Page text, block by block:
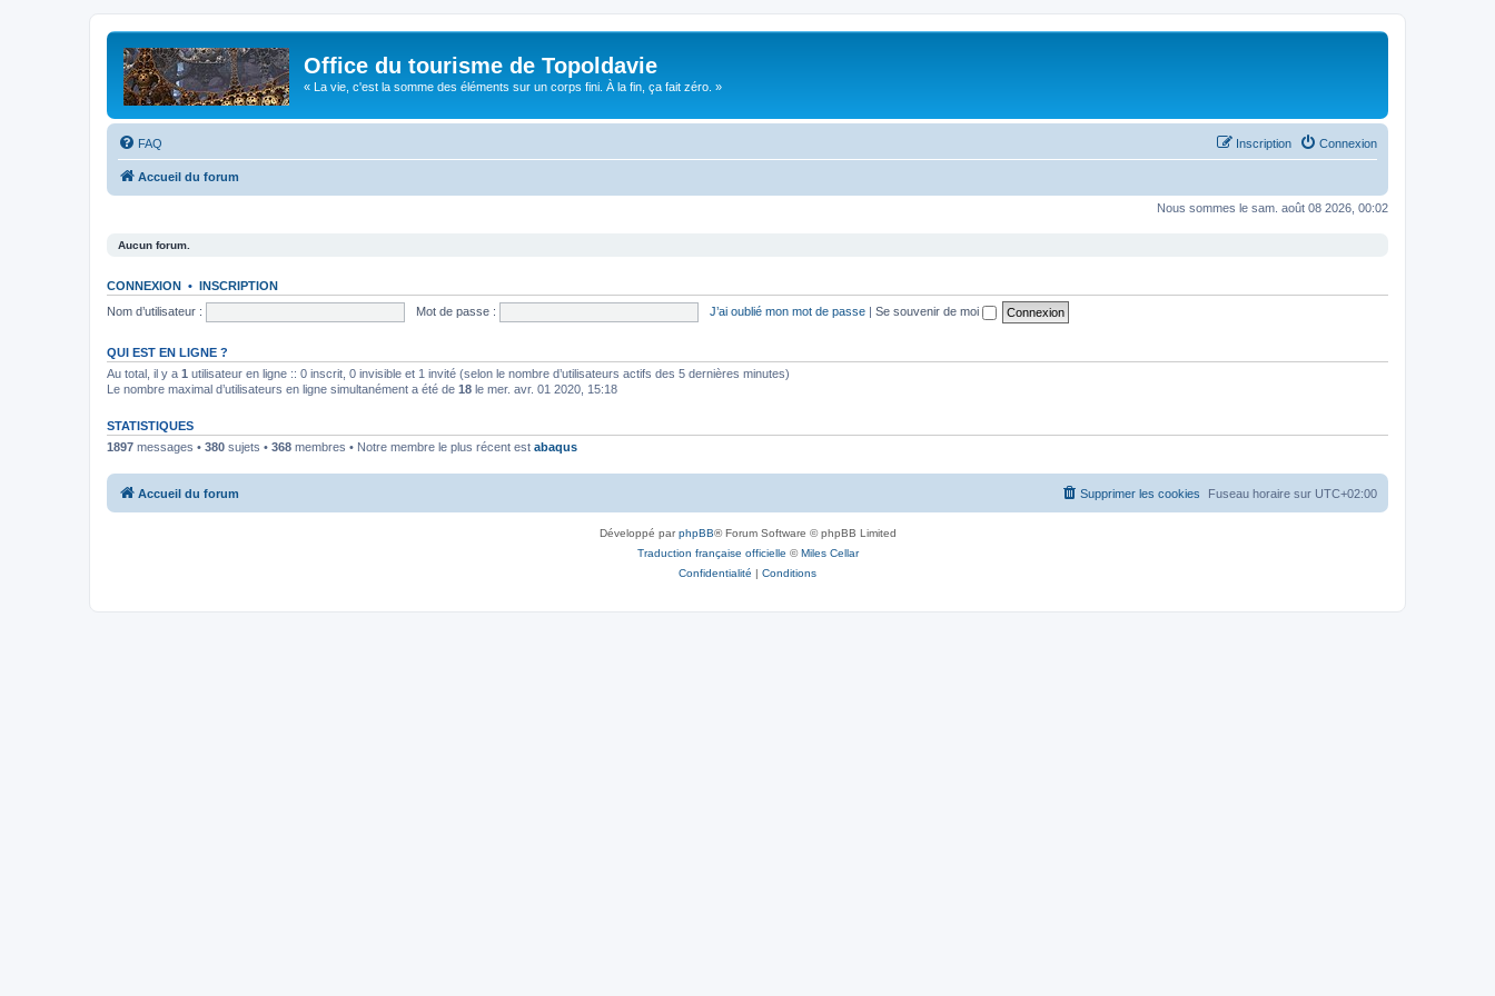
Office du tourisme de Topoldavie
« La vie, c'est la somme des éléments sur un corps fini. À la fin, ça fait zéro. »
FAQ Connexion
Inscription
Accueil du forum
Nous sommes le sam. août 08 2026, 00:02
Aucun forum.
CONNEXION • INSCRIPTION
Nom d’utilisateur :
Mot de passe : J’ai oublié mon mot de passe | Se souvenir de moi
QUI EST EN LIGNE ?
Au total, il y a 1 utilisateur en ligne :: 0 inscrit, 0 invisible et 1 invité (selon le nombre d’utilisateurs actifs des 5 dernières minutes)
Le nombre maximal d’utilisateurs en ligne simultanément a été de 18 le mer. avr. 01 2020, 15:18
STATISTIQUES
1897 messages • 380 sujets • 368 membres • Notre membre le plus récent est abaqus
Accueil du forum Fuseau horaire sur UTC+02:00
Supprimer les cookies
Développé parphpBB® Forum Software © phpBB Limited
Traduction française officielle ©Miles Cellar
Confidentialité | Conditions